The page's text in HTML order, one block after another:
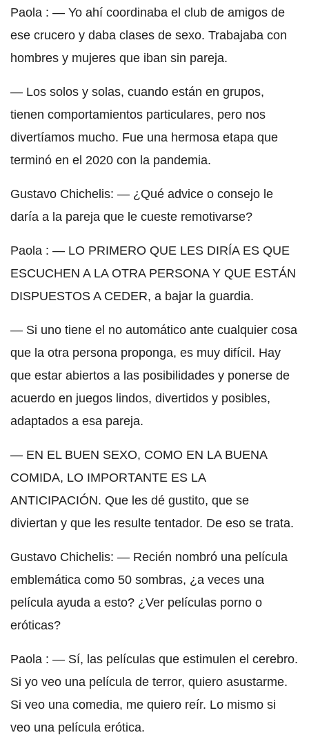
Paola : — Yo ahí coordinaba el club de amigos de
ese crucero y daba clases de sexo. Trabajaba con
hombres y mujeres que iban sin pareja.
— Los solos y solas, cuando están en grupos,
tienen comportamientos particulares, pero nos
divertíamos mucho. Fue una hermosa etapa que
terminó en el 2020 con la pandemia.
Gustavo Chichelis: — ¿Qué advice o consejo le
daría a la pareja que le cueste remotivarse?
Paola : — LO PRIMERO QUE LES DIRÍA ES QUE
ESCUCHEN A LA OTRA PERSONA Y QUE ESTÁN
DISPUESTOS A CEDER, a bajar la guardia.
— Si uno tiene el no automático ante cualquier cosa
que la otra persona proponga, es muy difícil. Hay
que estar abiertos a las posibilidades y ponerse de
acuerdo en juegos lindos, divertidos y posibles,
adaptados a esa pareja.
— EN EL BUEN SEXO, COMO EN LA BUENA
COMIDA, LO IMPORTANTE ES LA
ANTICIPACIÓN. Que les dé gustito, que se
diviertan y que les resulte tentador. De eso se trata.
Gustavo Chichelis: — Recién nombró una película
emblemática como 50 sombras, ¿a veces una
película ayuda a esto? ¿Ver películas porno o
eróticas?
Paola : — Sí, las películas que estimulen el cerebro.
Si yo veo una película de terror, quiero asustarme.
Si veo una comedia, me quiero reír. Lo mismo si
veo una película erótica.